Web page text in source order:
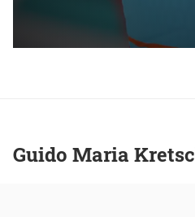
Guido Maria